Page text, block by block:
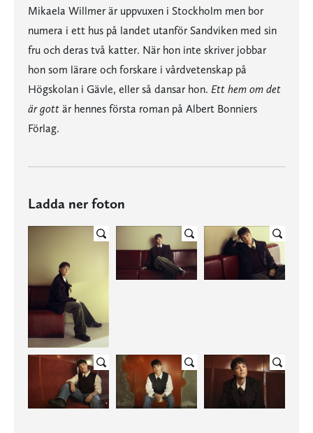
Mikaela Willmer är uppvuxen i Stockholm men bor
numera i ett hus på landet utanför Sandviken med sin
fru och deras två katter. När hon inte skriver jobbar
hon som lärare och forskare i vårdvetenskap på
Högskolan i Gävle, eller så dansar hon. Ett hem om det
är gott är hennes första roman på Albert Bonniers
Förlag.
Ladda ner foton